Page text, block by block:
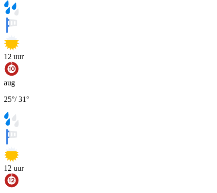
12 uur
aug
25°/31°
12 uur